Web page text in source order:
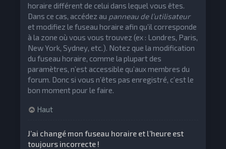
horaire différent de celui dans lequel vous êtes.
Dans ce cas, accédez au panneau de l’utilisateur
et modifiez le fuseau horaire afin qu’il corresponde
à la zone où vous vous trouvez (ex : Londres, Paris,
New York, Sydney, etc.). Notez que la modification
du fuseau horaire, comme la plupart des
paramètres, n’est accessible qu’aux membres du
forum. Donc si vous n’êtes pas enregistré, c’est le
bon moment pour le faire.
Haut
J’ai changé mon fuseau horaire et l’heure est
toujours incorrecte !